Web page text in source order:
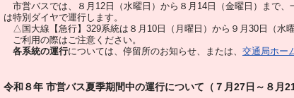
市営バスでは、８⽉12⽇（水曜日）から８⽉14⽇（金曜日）まで、
は特別ダイヤで運⾏します。
△国大線【急行】329系統は８月10日（月曜日）から９月30日（水曜
ご利用の際はご注意ください。
各系統の運行については、停留所のお知らせ、または、 交通局ホー
令和８年 市営バス夏季期間中の運行について（７月27日～８月